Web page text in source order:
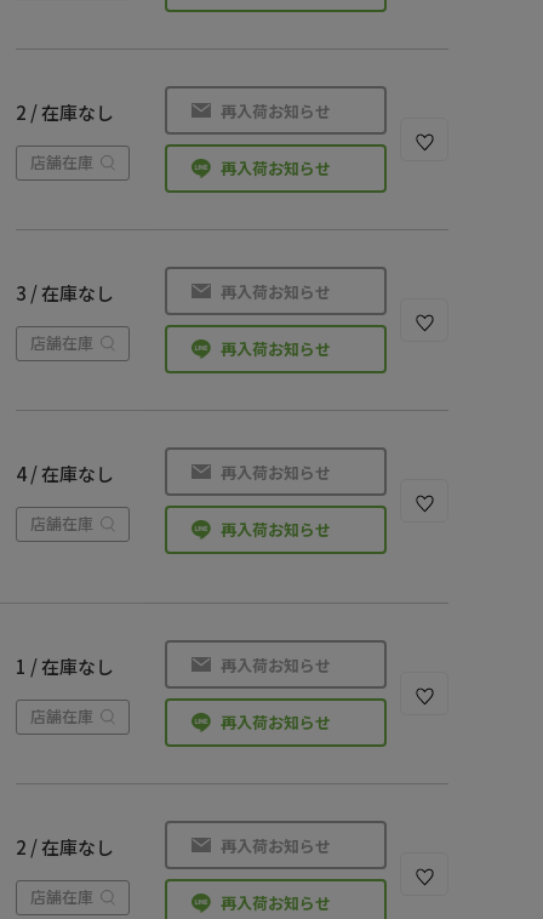
2 / 在庫なし
店舗在庫
再入荷お知らせ
再入荷お知らせ
3 / 在庫なし
店舗在庫
再入荷お知らせ
再入荷お知らせ
4 / 在庫なし
店舗在庫
再入荷お知らせ
再入荷お知らせ
1 / 在庫なし
店舗在庫
再入荷お知らせ
再入荷お知らせ
2 / 在庫なし
店舗在庫
再入荷お知らせ
再入荷お知らせ